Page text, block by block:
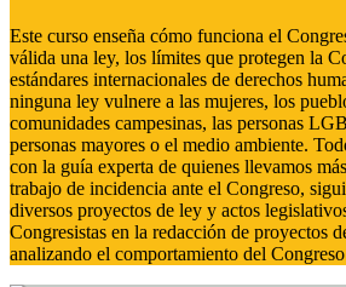
Este curso enseña cómo funciona el
válida una ley, los límites que protegen la
estándares internacionales de derechos
ninguna ley vulnere a las mujeres, los
comunidades campesinas, las personas
personas mayores o el medio ambiente.
con la guía experta de quienes llevamos
trabajo de incidencia ante el Congreso,
diversos proyectos de ley y actos
Congresistas en la redacción de proyectos
analizando el comportamiento del